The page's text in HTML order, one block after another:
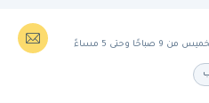
وحتى 5 مساءً